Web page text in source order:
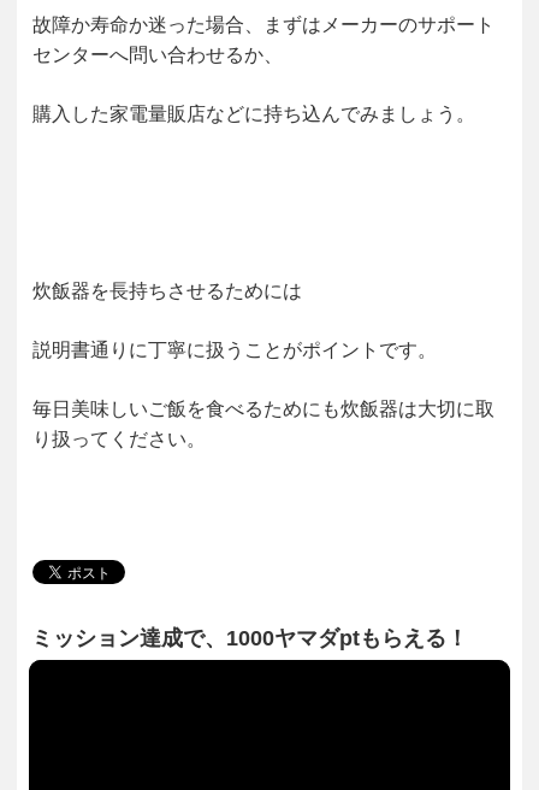
故障か寿命か迷った場合、まずはメーカーのサポート
センターへ問い合わせるか、
購入した家電量販店などに持ち込んでみましょう。
炊飯器を長持ちさせるためには
説明書通りに丁寧に扱うことがポイントです。
毎日美味しいご飯を食べるためにも炊飯器は大切に取
り扱ってください。
ミッション達成で、1000ヤマダptもらえる！